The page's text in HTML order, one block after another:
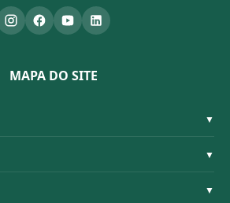
MAPA DO SITE
▼
▼
▼